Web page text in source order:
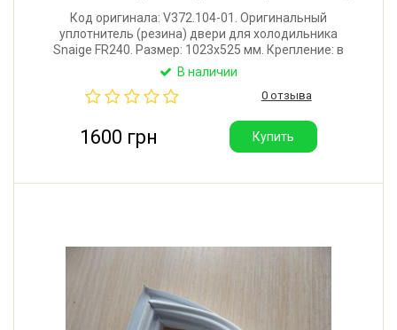
Код оригинала: V372.104-01. Оригинальный
уплотнитель (резина) двери для холодильника
Snaige FR240. Размер: 1023x525 мм. Крепление: в
паз. Производитель: Литва.
В наличии
0 отзыва
1600 грн Купить